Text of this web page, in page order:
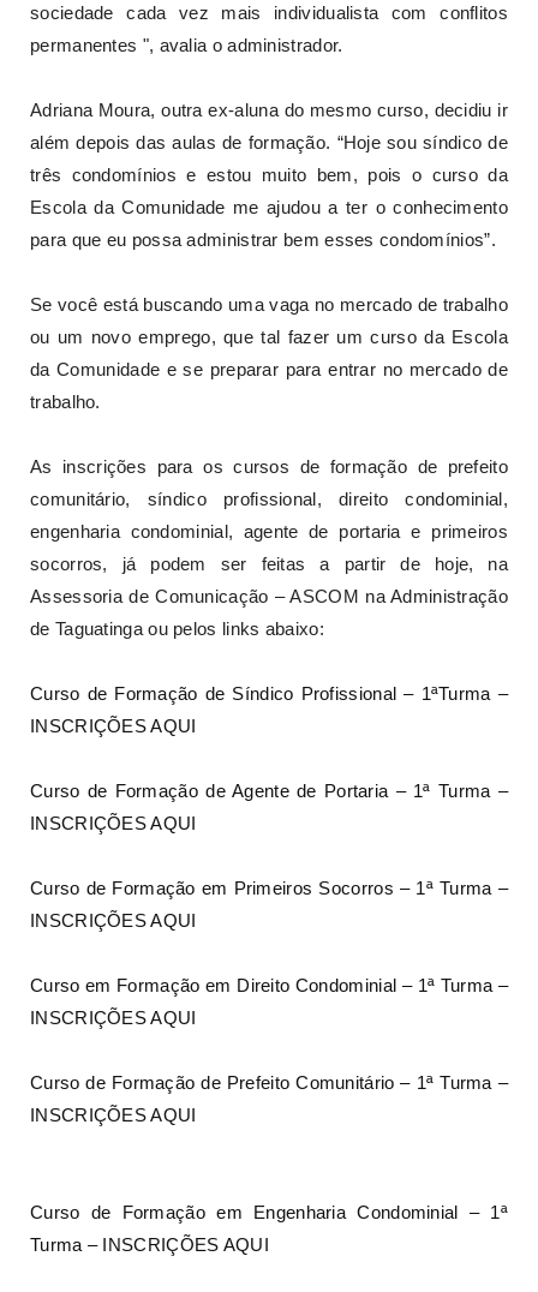
sociedade cada vez mais individualista com conflitos
permanentes ", avalia o administrador.
Adriana Moura, outra ex-aluna do mesmo curso, decidiu ir
além depois das aulas de formação. “Hoje sou síndico de
três condomínios e estou muito bem, pois o curso da
Escola da Comunidade me ajudou a ter o conhecimento
para que eu possa administrar bem esses condomínios”.
Se você está buscando uma vaga no mercado de trabalho
ou um novo emprego, que tal fazer um curso da Escola
da Comunidade e se preparar para entrar no mercado de
trabalho.
As inscrições para os cursos de formação de prefeito
comunitário, síndico profissional, direito condominial,
engenharia condominial, agente de portaria e primeiros
socorros, já podem ser feitas a partir de hoje, na
Assessoria de Comunicação – ASCOM na Administração
de Taguatinga ou pelos links abaixo:
Curso de Formação de Síndico Profissional – 1ªTurma –
INSCRIÇÕES AQUI
Curso de Formação de Agente de Portaria – 1ª Turma –
INSCRIÇÕES AQUI
Curso de Formação em Primeiros Socorros – 1ª Turma –
INSCRIÇÕES AQUI
Curso em Formação em Direito Condominial – 1ª Turma –
INSCRIÇÕES AQUI
Curso de Formação de Prefeito Comunitário – 1ª Turma –
INSCRIÇÕES AQUI
Curso de Formação em Engenharia Condominial – 1ª
Turma – INSCRIÇÕES AQUI